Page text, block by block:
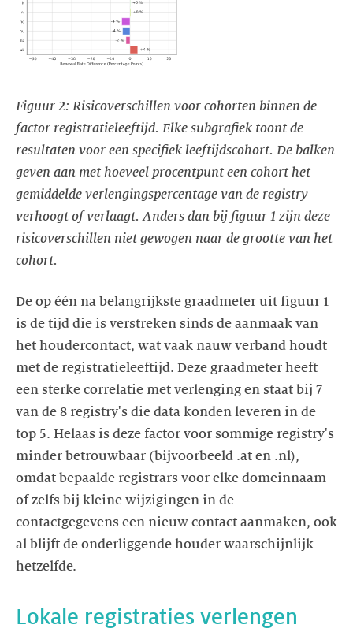
Figuur 2: Risicoverschillen voor cohorten binnen de
factor registratieleeftijd. Elke subgrafiek toont de
resultaten voor een specifiek leeftijdscohort. De balken
geven aan met hoeveel procentpunt een cohort het
gemiddelde verlengingspercentage van de registry
verhoogt of verlaagt. Anders dan bij figuur 1 zijn deze
risicoverschillen niet gewogen naar de grootte van het
cohort.
De op één na belangrijkste graadmeter uit figuur 1
is de tijd die is verstreken sinds de aanmaak van
het houdercontact, wat vaak nauw verband houdt
met de registratieleeftijd. Deze graadmeter heeft
een sterke correlatie met verlenging en staat bij 7
van de 8 registry's die data konden leveren in de
top 5. Helaas is deze factor voor sommige registry's
minder betrouwbaar (bijvoorbeeld .at en .nl),
omdat bepaalde registrars voor elke domeinnaam
of zelfs bij kleine wijzigingen in de
contactgegevens een nieuw contact aanmaken, ook
al blijft de onderliggende houder waarschijnlijk
hetzelfde.
Lokale registraties verlengen